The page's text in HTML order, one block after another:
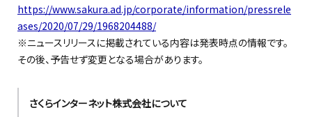
https://www.sakura.ad.jp/corporate/information/pressrele
ases/2020/07/29/1968204488/
※ニュースリリースに掲載されている内容は発表時点の情報です。
その後、予告せず変更となる場合があります。
さくらインターネット株式会社について